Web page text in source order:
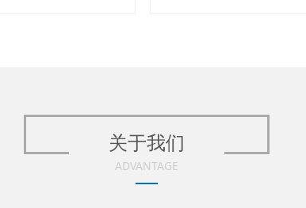
关于我们
ADVANTAGE